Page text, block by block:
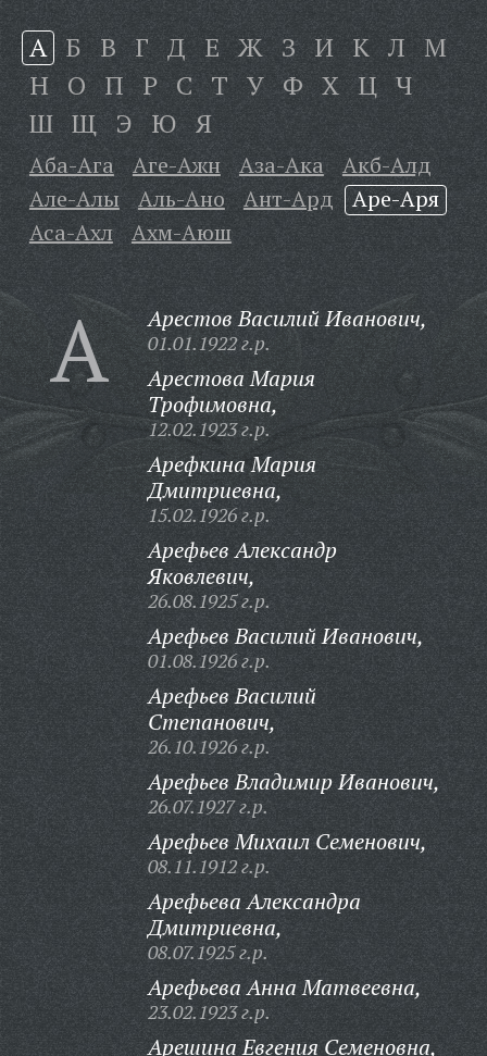
А Б В Г Д Е Ж З И К Л М
Н О П Р С Т У Ф Х Ц Ч
Ш Щ Э Ю Я
Аба-Ага Аге-Ажн Аза-Ака
Акб-Алд
Але-Алы
Аль-Ано Ант-Ард
Аре-Аря
Аса-Ахл
Ахм-Аюш
А Арестов Василий Иванович,
01.01.1922 г.р.
Арестова Мария
Трофимовна,
12.02.1923 г.р.
Арефкина Мария
Дмитриевна,
15.02.1926 г.р.
Арефьев Александр
Яковлевич,
26.08.1925 г.р.
Арефьев Василий Иванович,
01.08.1926 г.р.
Арефьев Василий
Степанович,
26.10.1926 г.р.
Арефьев Владимир Иванович,
26.07.1927 г.р.
Арефьев Михаил Семенович,
08.11.1912 г.р.
Арефьева Александра
Дмитриевна,
08.07.1925 г.р.
Арефьева Анна Матвеевна,
23.02.1923 г.р.
Арешина Евгения Семеновна,